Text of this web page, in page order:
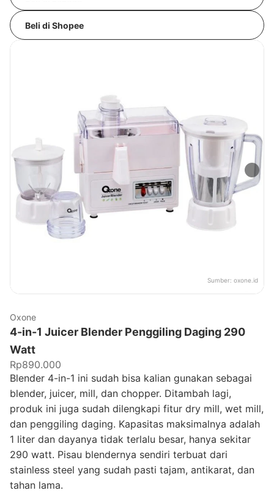
Beli di Shopee
Sumber: oxone.id
Oxone
4-in-1 Juicer Blender Penggiling Daging 290
Watt
Rp890.000
Blender 4-in-1 ini sudah bisa kalian gunakan sebagai
blender, juicer, mill, dan chopper. Ditambah lagi,
produk ini juga sudah dilengkapi fitur dry mill, wet mill,
dan penggiling daging. Kapasitas maksimalnya adalah
1 liter dan dayanya tidak terlalu besar, hanya sekitar
290 watt. Pisau blendernya sendiri terbuat dari
stainless steel yang sudah pasti tajam, antikarat, dan
tahan lama.